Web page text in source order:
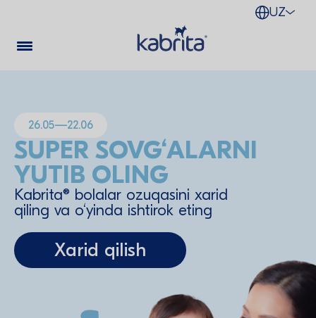
UZ
26.05—22.06
SUPER SOVG‘ALARNI
YUTIB OLING
Kabrita® bolalar ozuqasini xarid
qiling va o‘yinda ishtirok eting
Xarid qilish